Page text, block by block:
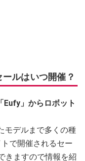
ルはいつ開催？
」からロボット
モデルまで多くの種
で開催されるセー
きますので情報を紹